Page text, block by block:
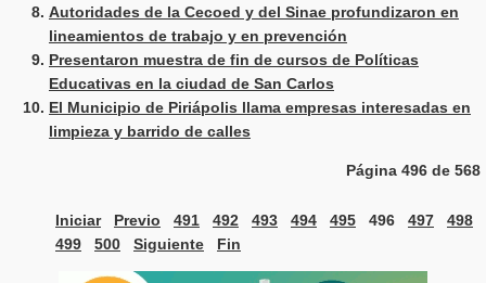
Autoridades de la Cecoed y del Sinae profundizaron en
lineamientos de trabajo y en prevención
Presentaron muestra de fin de cursos de Políticas
Educativas en la ciudad de San Carlos
El Municipio de Piriápolis llama empresas interesadas en
limpieza y barrido de calles
Página 496 de 568
Iniciar Previo 491 492 493 494 495 496 497
498
499
500 Siguiente Fin